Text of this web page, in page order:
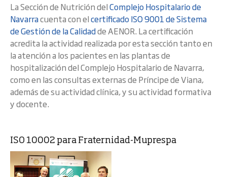
La Sección de Nutrición delComplejo Hospitalario de
Navarracuenta con elcertificado ISO 9001 de Sistema
de Gestión de la Calidadde AENOR. La certificación
acredita la actividad realizada por esta sección tanto en
la atención a los pacientes en las plantas de
hospitalización del Complejo Hospitalario de Navarra,
como en las consultas externas de Príncipe de Viana,
además de su actividad clínica, y su actividad formativa
y docente.
ISO 10002 para Fraternidad-Muprespa